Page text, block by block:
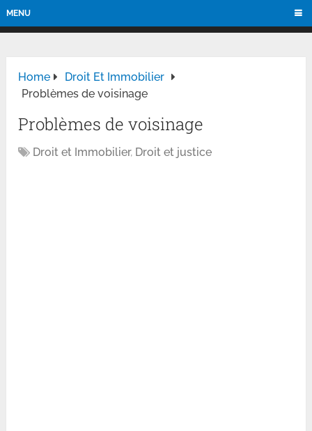
MENU
Home
Droit Et Immobilier
Problèmes de voisinage
Problèmes de voisinage
Droit et Immobilier, Droit et justice